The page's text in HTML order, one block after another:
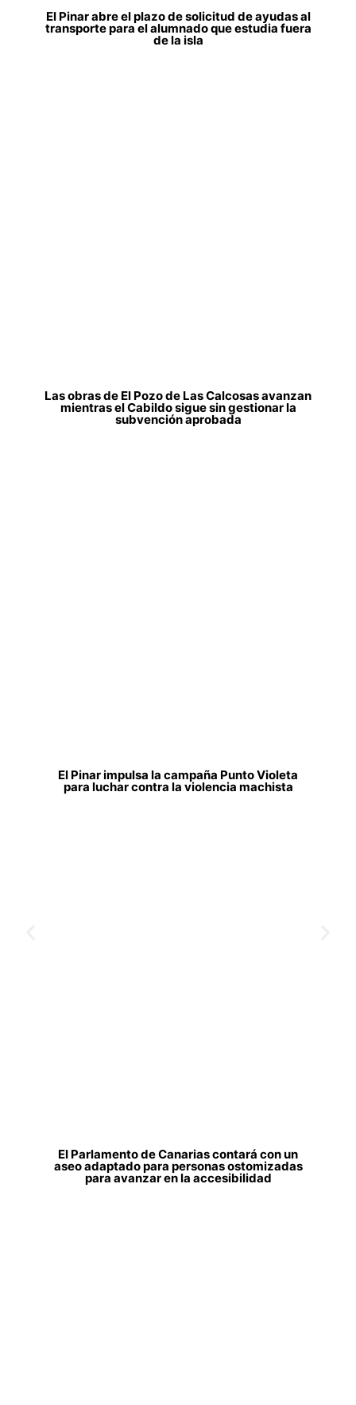
El Pinar abre el plazo de solicitud de ayudas al
transporte para el alumnado que estudia fuera
de la isla
Las obras de El Pozo de Las Calcosas avanzan
mientras el Cabildo sigue sin gestionar la
subvención aprobada
El Pinar impulsa la campaña Punto Violeta
para luchar contra la violencia machista
El Parlamento de Canarias contará con un
aseo adaptado para personas ostomizadas
para avanzar en la accesibilidad